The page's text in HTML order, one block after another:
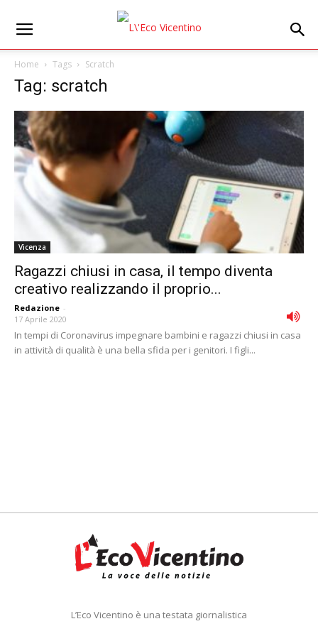
Home Tags Scratch
Tag: scratch
Vicenza
Ragazzi chiusi in casa, il tempo diventa
creativo realizzando il proprio...
Redazione -
17 Aprile 2020
In tempi di Coronavirus impegnare bambini e ragazzi chiusi in casa
in attività di qualità è una bella sfida per i genitori. I figli...
L’Eco Vicentino è una testata giornalistica